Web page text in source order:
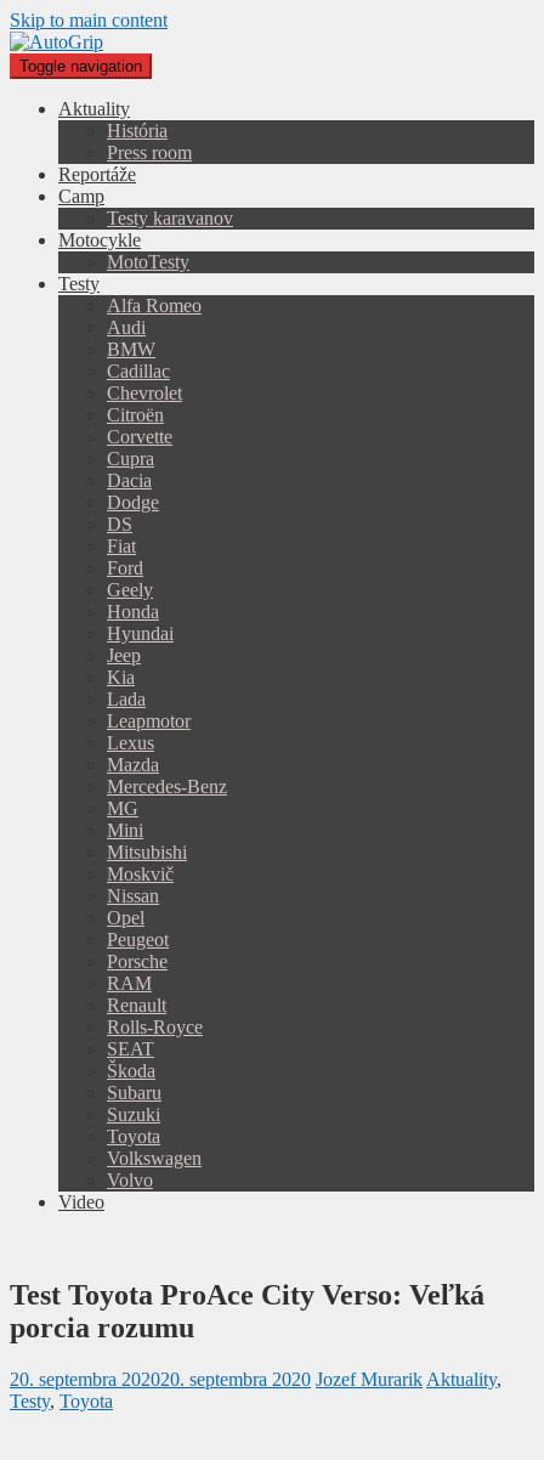
Skip to main content
Toggle navigation
Aktuality
História
Press room
Reportáže
Camp
Testy karavanov
Motocykle
MotoTesty
Testy
Alfa Romeo
Audi
BMW
Cadillac
Chevrolet
Citroën
Corvette
Cupra
Dacia
Dodge
DS
Fiat
Ford
Geely
Honda
Hyundai
Jeep
Kia
Lada
Leapmotor
Lexus
Mazda
Mercedes-Benz
MG
Mini
Mitsubishi
Moskvič
Nissan
Opel
Peugeot
Porsche
RAM
Renault
Rolls-Royce
SEAT
Škoda
Subaru
Suzuki
Toyota
Volkswagen
Volvo
Video
Test Toyota ProAce City Verso: Veľká
porcia rozumu
20. septembra 202020. septembra 2020 Jozef Murarik Aktuality,
Testy, Toyota